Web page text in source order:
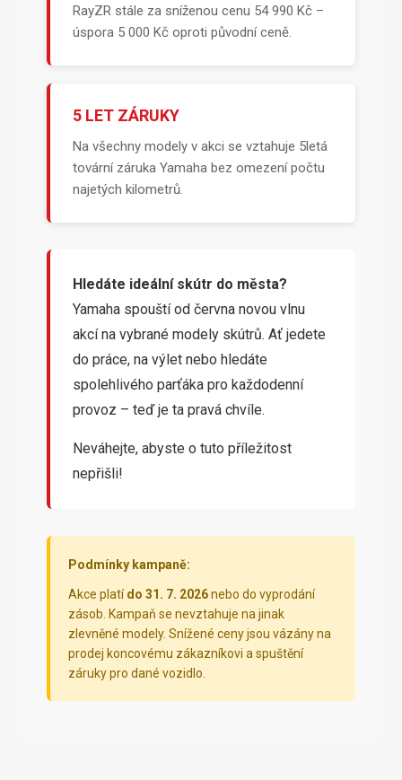
RayZR stále za sníženou cenu 54 990 Kč –
úspora 5 000 Kč oproti původní ceně.
5 LET ZÁRUKY
Na všechny modely v akci se vztahuje 5letá
tovární záruka Yamaha bez omezení počtu
najetých kilometrů.
Hledáte ideální skútr do města?
Yamaha spouští od června novou vlnu
akcí na vybrané modely skútrů. Ať jedete
do práce, na výlet nebo hledáte
spolehlivého parťáka pro každodenní
provoz – teď je ta pravá chvíle.
Neváhejte, abyste o tuto příležitost
nepřišli!
Podmínky kampaně:
Akce platído 31. 7. 2026nebo do vyprodání
zásob. Kampaň se nevztahuje na jinak
zlevněné modely. Snížené ceny jsou vázány na
prodej koncovému zákazníkovi a spuštění
záruky pro dané vozidlo.